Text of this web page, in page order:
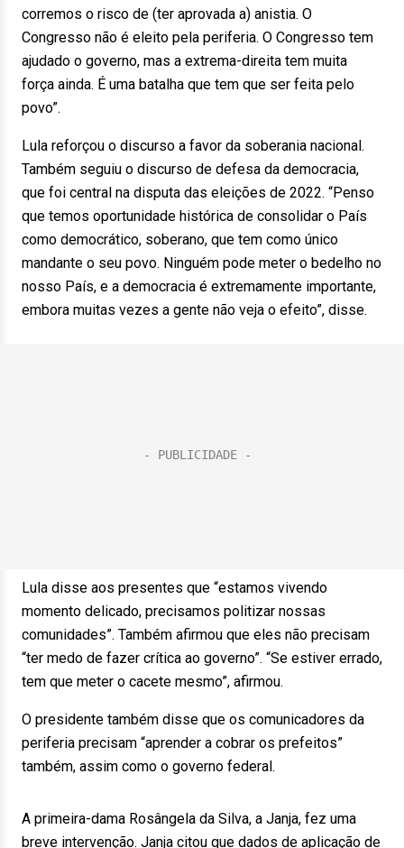
corremos o risco de (ter aprovada a) anistia. O
Congresso não é eleito pela periferia. O Congresso tem
ajudado o governo, mas a extrema-direita tem muita
força ainda. É uma batalha que tem que ser feita pelo
povo”.
Lula reforçou o discurso a favor da soberania nacional.
Também seguiu o discurso de defesa da democracia,
que foi central na disputa das eleições de 2022. “Penso
que temos oportunidade histórica de consolidar o País
como democrático, soberano, que tem como único
mandante o seu povo. Ninguém pode meter o bedelho no
nosso País, e a democracia é extremamente importante,
embora muitas vezes a gente não veja o efeito”, disse.
Lula disse aos presentes que “estamos vivendo
momento delicado, precisamos politizar nossas
comunidades”. Também afirmou que eles não precisam
“ter medo de fazer crítica ao governo”. “Se estiver errado,
tem que meter o cacete mesmo”, afirmou.
O presidente também disse que os comunicadores da
periferia precisam “aprender a cobrar os prefeitos”
também, assim como o governo federal.
A primeira-dama Rosângela da Silva, a Janja, fez uma
breve intervenção. Janja citou que dados de aplicação de